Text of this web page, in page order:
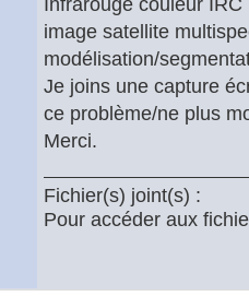
image satellite
modélisation/
Je joins une capture
ce problème/ne plus
Merci.
Fichier(s) joint(s) :
Pour accéder aux